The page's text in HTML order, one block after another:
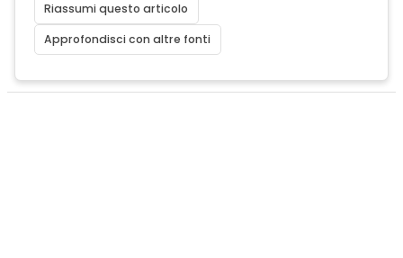
Riassumi questo articolo
Approfondisci con altre fonti